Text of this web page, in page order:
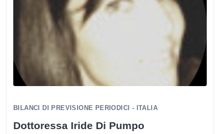
BILANCI DI PREVISIONE PERIODICI - ITALIA
Dottoressa Iride Di Pumpo